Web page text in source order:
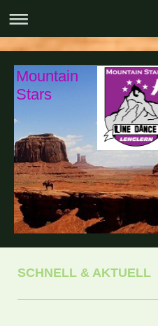
Mountain
Stars
SCHNELL & AKTUELL